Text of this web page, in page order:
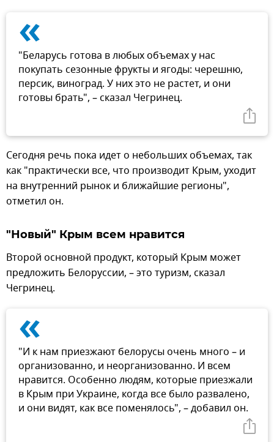
«
"Беларусь готова в любых объемах у нас
покупать сезонные фрукты и ягоды: черешню,
персик, виноград. У них это не растет, и они
готовы брать", – сказал Чегринец.
Сегодня речь пока идет о небольших объемах, так
как "практически все, что производит Крым, уходит
на внутренний рынок и ближайшие регионы",
отметил он.
"Новый" Крым всем нравится
Второй основной продукт, который Крым может
предложить Белоруссии, – это туризм, сказал
Чегринец.
«
"И к нам приезжают белорусы очень много – и
организованно, и неорганизованно. И всем
нравится. Особенно людям, которые приезжали
в Крым при Украине, когда все было развалено,
и они видят, как все поменялось", – добавил он.